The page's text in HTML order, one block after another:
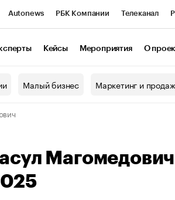
Autonews РБК Компании Телеканал
Кейсы Мероприятия О
Малый бизнес Маркетинг и